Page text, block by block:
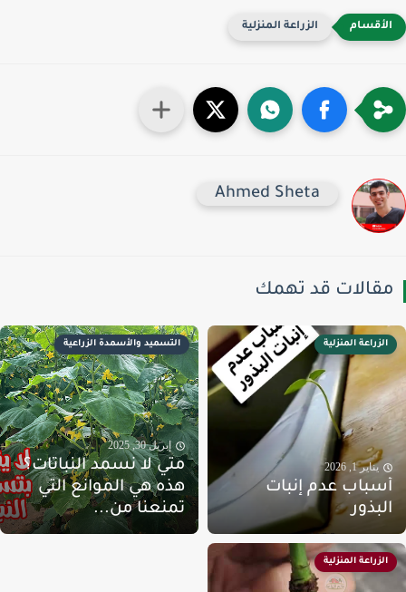
الزراعة المنزلية
Ahmed Sheta
قد تهمك
الزراعة المنزلية
يناير 1, 2026
عدم إنبات
التسميد والأسمدة الزراعية
إبريل 30, 2025
متي لا نسمد النباتات؟
هذه هي الموانع التي
تمنعنا من...
الزراعة المنزلية